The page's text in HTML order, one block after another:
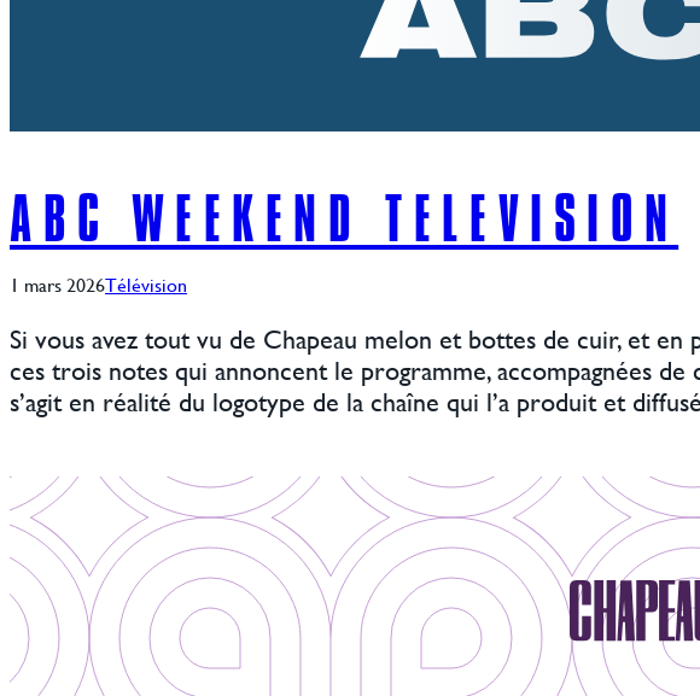
ABC WEEKEND TELEVISION
1 mars 2026Télévision
Si vous avez tout vu de Chapeau melon et bottes de cuir, et
ces trois notes qui annoncent le programme, accompagnées
s’agit en réalité du logotype de la chaîne qui l’a produit et